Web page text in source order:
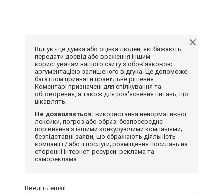
Відгук - це думка або оцінка людей, які бажають
передати досвід або враження іншим
користувачам нашого сайту з обов'язковою
аргументацією залишеного відгука. Це допоможе
багатьом прийняти правильне рішення.
Коментарі призначені для спілкування та
обговорення, а також для роз'яснення питань, що
цікавлять.
Не дозволяється: використання ненормативної
лексики, погроз або образ; безпосереднє
порівняння з іншими конкуруючими компаніями;
безпідставні заяви, що ображають діяльність
компанії і / або її послуги; розміщення посилань на
сторонні інтернет-ресурси; реклама та
самореклама.
Введіть email: